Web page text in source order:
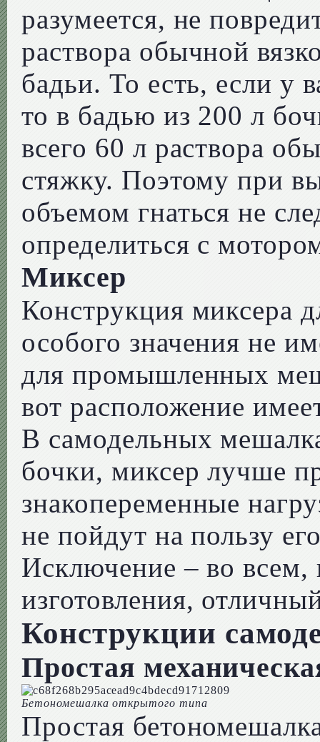
разумеется, не
раствора обычной
бадьи. То есть, если у
то в бадью из 200 л
всего 60 л раствора
стяжку. Поэтому при
объемом гнаться не
определиться с
Миксер
Конструкция миксера
особого значения не
для промышленных
вот расположение
В самодельных
бочки, миксер лучше
знакопеременные
не пойдут на пользу
Исключение – во всем,
изготовления,
Конструкции
Простая
Бетономешалка открытого типа
Простая